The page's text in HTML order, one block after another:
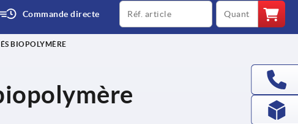
Commande directe
productCode qty
BIOPOLYMÈRE